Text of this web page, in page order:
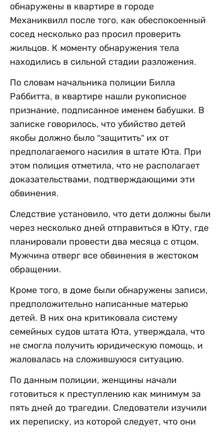
обнаружены в квартире в городе
Механиквилл после того, как обеспокоенный
сосед несколько раз просил проверить
жильцов. К моменту обнаружения тела
находились в сильной стадии разложения.
По словам начальника полиции Билла
Раббитта, в квартире нашли рукописное
признание, подписанное именем бабушки. В
записке говорилось, что убийство детей
якобы должно было "защитить” их от
предполагаемого насилия в штате Юта. При
этом полиция отметила, что не располагает
доказательствами, подтверждающими эти
обвинения.
Следствие установило, что дети должны были
через несколько дней отправиться в Юту, где
планировали провести два месяца с отцом.
Мужчина отверг все обвинения в жестоком
обращении.
Кроме того, в доме были обнаружены записи,
предположительно написанные матерью
детей. В них она критиковала систему
семейных судов штата Юта, утверждала, что
не смогла получить юридическую помощь, и
жаловалась на сложившуюся ситуацию.
По данным полиции, женщины начали
готовиться к преступлению как минимум за
пять дней до трагедии. Следователи изучили
их переписку, из которой следует, что они